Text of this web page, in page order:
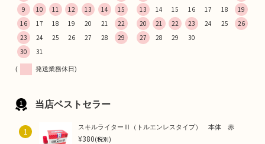
9
10 11 12 13 14
15
16
17 18 19 20 21
22
23
24 25 26 27 28
29
30
31
13
14 15 16 17 18
19
20
21 22 23 24 25
26
27
28 29 30
( 発送業務休日)
当店ベストセラー
1 スキルライターⅢ（トルエンレスタイプ） 本体 赤
¥380(税別)